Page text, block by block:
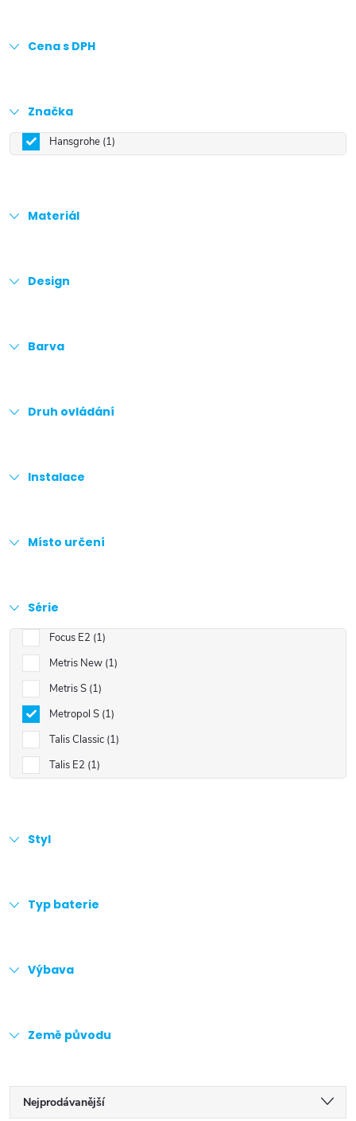
Cena s DPH
Značka
Hansgrohe 1
Materiál
Design
Barva
Druh ovládání
Instalace
Místo určení
Série
Focus E2 1
Metris New 1
Metris S 1
Metropol S 1
Talis Classic 1
Talis E2 1
Styl
Typ baterie
Výbava
Země původu
ŘNejprodávanější